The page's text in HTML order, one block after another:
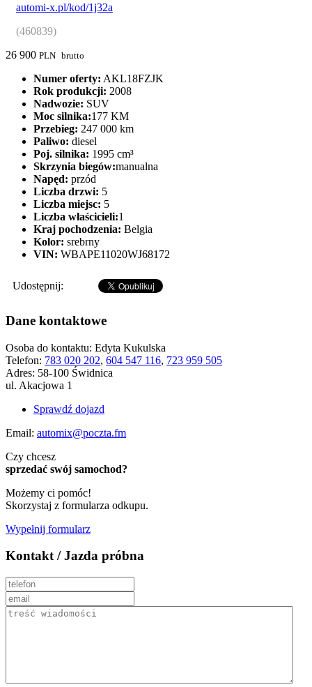
automi-x.pl/kod/1j32a
(460839)
26 900 PLN brutto
Numer oferty: AKL18FZJK
Rok produkcji: 2008
Nadwozie: SUV
Moc silnika:177 KM
Przebieg: 247 000 km
Paliwo: diesel
Poj. silnika: 1995 cm³
Skrzynia biegów:manualna
Napęd: przód
Liczba drzwi: 5
Liczba miejsc: 5
Liczba właścicieli:1
Kraj pochodzenia: Belgia
Kolor: srebrny
VIN: WBAPE11020WJ68172
Udostępnij:
Dane kontaktowe
Osoba do kontaktu: Edyta Kukulska
Telefon: 783 020 202, 604 547 116, 723 959 505
Adres: 58-100 Świdnica
ul. Akacjowa 1
Sprawdź dojazd
Email: automix@poczta.fm
Czy chcesz
sprzedać swój samochod?
Możemy ci pomóc!
Skorzystaj z formularza odkupu.
Wypełnij formularz
Kontakt / Jazda próbna